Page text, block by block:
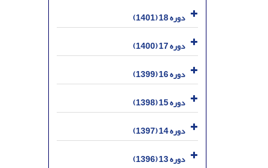
دوره 18 (1401)
دوره 17 (1400)
دوره 16 (1399)
دوره 15 (1398)
دوره 14 (1397)
دوره 13 (1396)